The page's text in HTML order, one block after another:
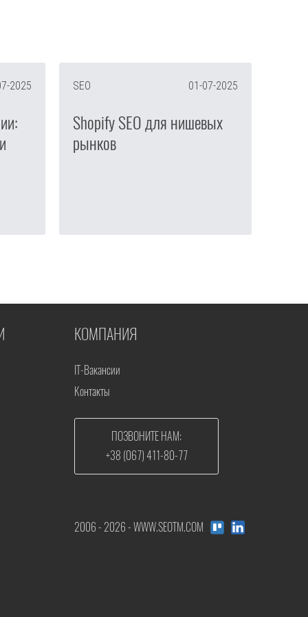
2025 SEO 01-07-2025
Shopify SEO для нишевых
рынков
КОМПАНИЯ
IT-Вакансии
Контакты
ПОЗВОНИТЕ НАМ:
+38 (067) 411-80-77
2006 - 2026 - WWW.SEOTM.COM